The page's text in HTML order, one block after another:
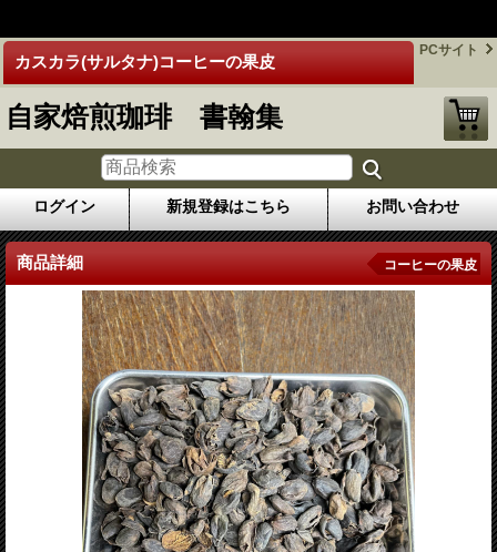
カスカラ(サルタナ)コーヒーの果皮
PCサイト
自家焙煎珈琲 書翰集
ログイン 新規登録はこちら お問い合わせ
商品詳細 コーヒーの果皮